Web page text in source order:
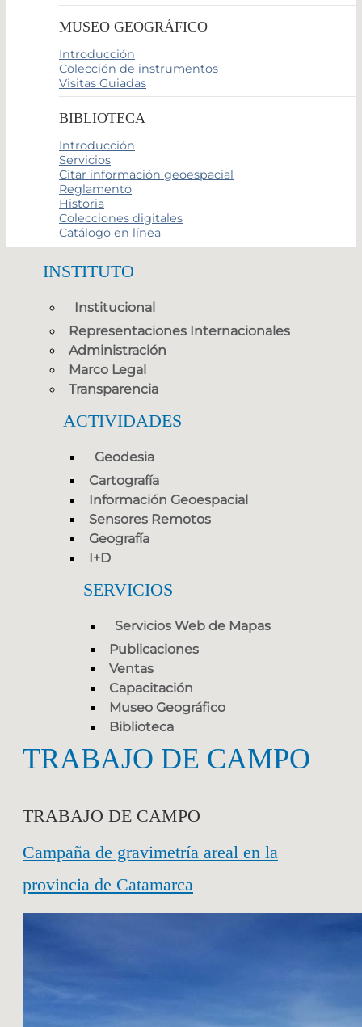
MUSEO GEOGRÁFICO
Introducción
Colección de instrumentos
Visitas Guiadas
BIBLIOTECA
Introducción
Servicios
Citar información geoespacial
Reglamento
Historia
Colecciones digitales
Catálogo en línea
INSTITUTO
Institucional
Representaciones Internacionales
Administración
Marco Legal
Transparencia
ACTIVIDADES
Geodesia
Cartografía
Información Geoespacial
Sensores Remotos
Geografía
I+D
SERVICIOS
Servicios Web de Mapas
Publicaciones
Ventas
Capacitación
Museo Geográfico
Biblioteca
TRABAJO DE CAMPO
TRABAJO DE CAMPO
Campaña de gravimetría areal en la
provincia de Catamarca